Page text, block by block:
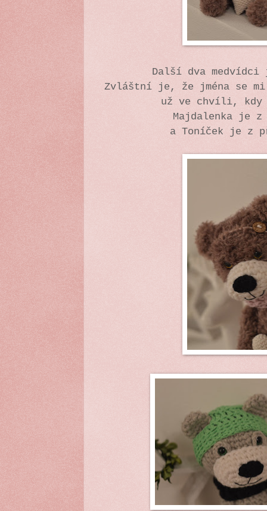
Další dva medvídci
Zvláštní je, že jména se
už ve chvíli,
Majdalenka je
a Toníček je z